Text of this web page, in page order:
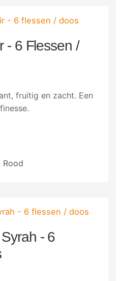
- 6 Flessen /
fruitig en zacht. Een
Rood
- 6